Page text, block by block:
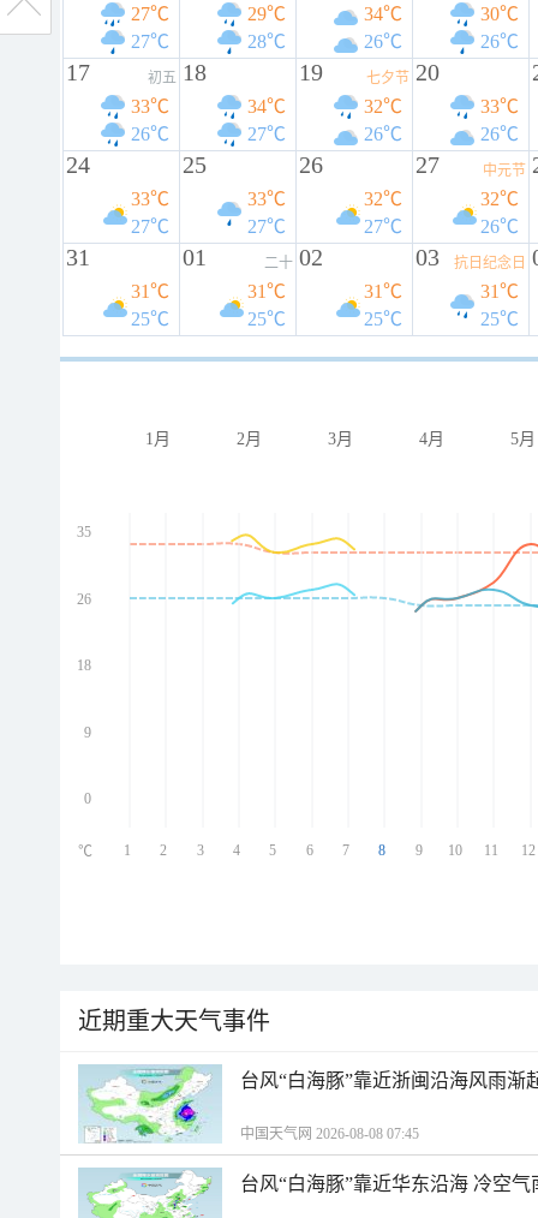
27℃
27℃
29℃
28℃
34℃
26℃
30℃
26℃
17 初五
33℃
26℃
18
34℃
27℃
19 七夕节
32℃
26℃
20
33℃
26℃
24
33℃
27℃
25
33℃
27℃
26
32℃
27℃
27 中元节
32℃
26℃
31
31℃
25℃
01 二十
31℃
25℃
02
31℃
25℃
03 抗日纪念日
31℃
25℃
1月 2月 3月 4月 5月
35
26
18
9
0
1 2 3 4 5 6 7 8 9 10 11 12
℃
近期重大天气事件
台风“白海豚”靠近浙闽沿海风雨渐
中国天气网 2026-08-08 07:45
台风“白海豚”靠近华东沿海 冷空